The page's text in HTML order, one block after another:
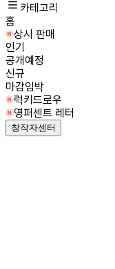
카테고리
홈
상시 판매
인기
공개예정
신규
마감임박
럭키드로우
영퍼센트 레터
창작자센터